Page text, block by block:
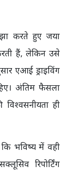
करते हुए जया
हैं, लेकिन उसे
एआई ड्राइविंग
अंतिम फैसला
विश्वसनीयता ही
भविष्य में वही
रिपोर्टिंग